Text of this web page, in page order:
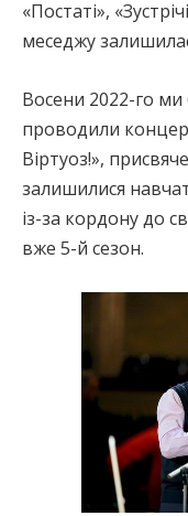
«Постаті»,
меседжу
Восени 2022-го ми
проводили
Віртуоз!»,
залишилися
із-за кордону до
вже 5-й сезон.